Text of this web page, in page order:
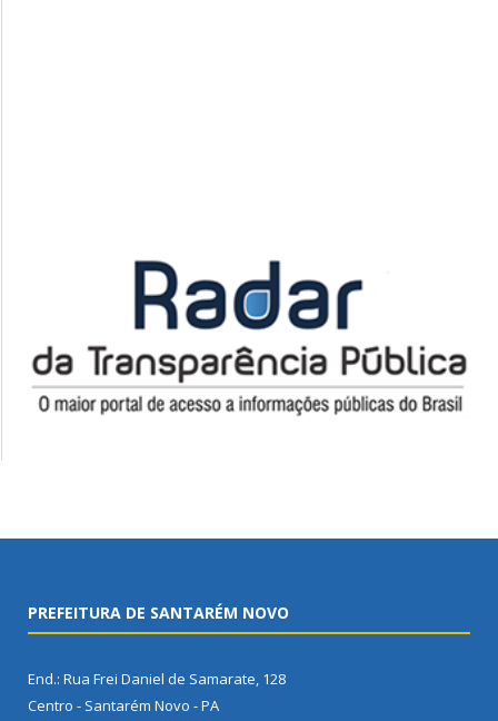
PREFEITURA DE SANTARÉM NOVO
End.: Rua Frei Daniel de Samarate, 128
Centro - Santarém Novo - PA